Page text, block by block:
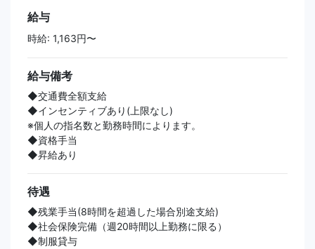
給与
時給: 1,163円〜
給与備考
◆交通費全額支給
◆インセンティブあり(上限なし)
※個人の指名数と勤務時間によります。
◆資格手当
◆昇給あり
待遇
◆残業手当(8時間を超過した場合別途支給)
◆社会保険完備（週20時間以上勤務に限る）
◆制服貸与